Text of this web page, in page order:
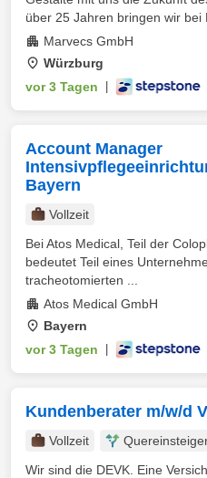
über 25 Jahren bringen wir bei
Marvecs GmbH
Würzburg
vor 3 Tagen
Account Manager
Bayern
Vollzeit
Bei Atos Medical, Teil der
bedeutet Teil eines
tracheotomierten ...
Atos Medical GmbH
Bayern
vor 3 Tagen
Kundenberater m/w/d
Vollzeit
Wir sind die DEVK. Eine